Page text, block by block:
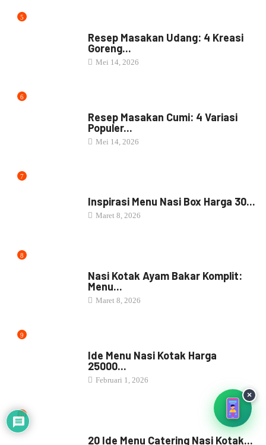
30 Menu Nasi Kotak Enak untuk...
Juli 12, 2026
Efek Samping Minum Rebusan
Jahe, Kunyit...
Juni 1, 2026
Goreng...
Mei 14, 2026
Resep Masakan Cumi: 4 Variasi
Populer...
Mei 14, 2026
Inspirasi Menu Nasi Box Harga 30...
Maret 8, 2026
Nasi Kotak Ayam Bakar Komplit:
Menu...
×